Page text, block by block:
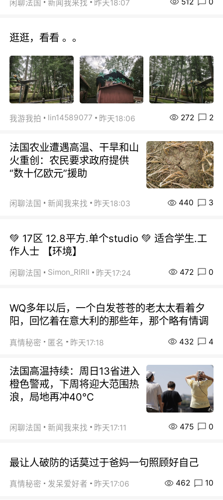
闲聊法国 新闻我来找 昨天18:07
逛逛，看看 。。
我游我拍 lin14589077 昨天18:06 272 2
法国农业遭遇高温、干旱和山
火重创：农民要求政府提供
“数十亿欧元”援助
闲聊法国 新闻我来找 昨天18:03 440 3
💚 17区 12.8平方.单个studio 💚 适合学生.工
作人士 【环境】
闲聊法国 Simon_RIRIl 昨天17:24 472 0
WQ多年以后，一个白发苍苍的老太太看着夕
阳，回忆着在意大利的那些年，那个略有情调
真情秘密 匿名 昨天17:18 432 4
法国高温持续：周日13省进入
橙色警戒，下周将迎大范围热
浪，局地再冲40℃
闲聊法国 新闻我来找 昨天17:11 475 0
最让人破防的话莫过于爸妈一句照顾好自己
真情秘密 发呆爱好者 昨天17:06 462 10